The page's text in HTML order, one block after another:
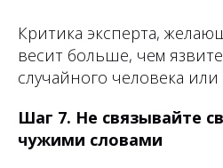
Критика эксперта,
весит больше, чем
случайного человека или
Шаг 7. Не связывайте
чужими словами